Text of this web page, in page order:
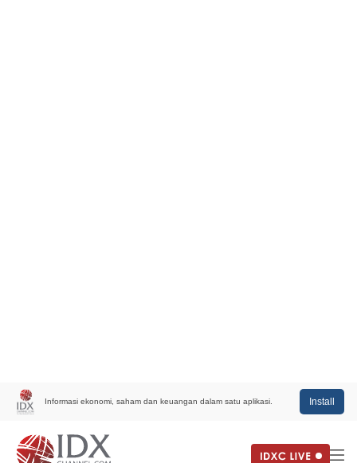
Informasi ekonomi, saham dan keuangan dalam satu aplikasi. Install